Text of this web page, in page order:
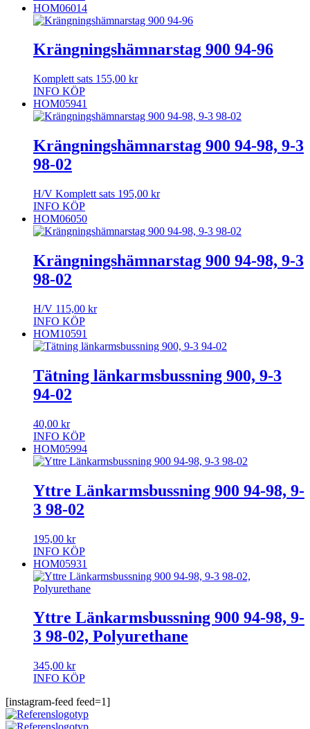
HOM06014
Krängningshämnarstag 900 94-96
Komplett sats 155,00 kr
INFO KÖP
HOM05941
Krängningshämnarstag 900 94-98, 9-3
98-02
H/V Komplett sats 195,00 kr
INFO KÖP
HOM06050
Krängningshämnarstag 900 94-98, 9-3
98-02
H/V 115,00 kr
INFO KÖP
HOM10591
Tätning länkarmsbussning 900, 9-3
94-02
40,00 kr
INFO KÖP
HOM05994
Yttre Länkarmsbussning 900 94-98, 9-
3 98-02
195,00 kr
INFO KÖP
HOM05931
Yttre Länkarmsbussning 900 94-98, 9-
3 98-02, Polyurethane
345,00 kr
INFO KÖP
[instagram-feed feed=1]